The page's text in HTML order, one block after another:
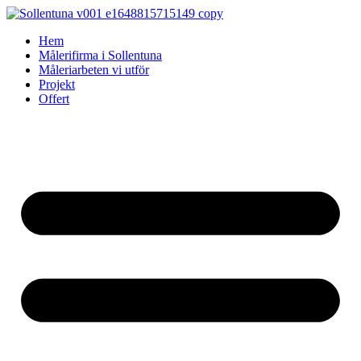
Skip
contentHem
Målerifirma i Sollentuna
Måleriarbeten vi utför
Projekt
Offert